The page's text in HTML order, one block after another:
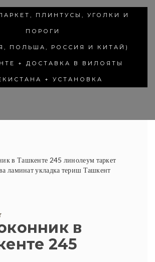
ПЛИНТУСЫ, УГОЛКИ И
ПОРОГИ
ПОЛЬША, РОССИЯ И КИТАЙ)
+ ДОСТАВКА В ВИЛОЯТЫ
+ УСТАНОВКА
в
245